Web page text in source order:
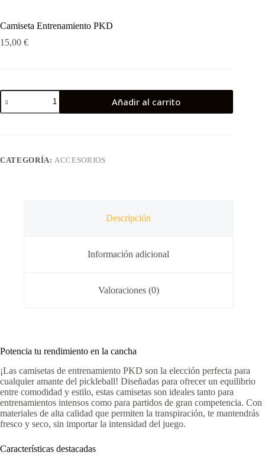
Camiseta Entrenamiento PKD
15,00 €
Añadir al carrito
CATEGORÍA: ACCESORIOS
Descripción
Información adicional
Valoraciones (0)
Potencia tu rendimiento en la cancha
¡Las camisetas de entrenamiento PKD son la elección perfecta para
cualquier amante del pickleball! Diseñadas para ofrecer un equilibrio
entre comodidad y estilo, estas camisetas son ideales tanto para
entrenamientos intensos como para partidos de gran competencia. Con
materiales de alta calidad que permiten la transpiración, te mantendrás
fresco y seco, sin importar la intensidad del juego.
Características destacadas